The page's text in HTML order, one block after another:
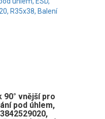
90° vnější pro
pod úhlem,
3842529020,